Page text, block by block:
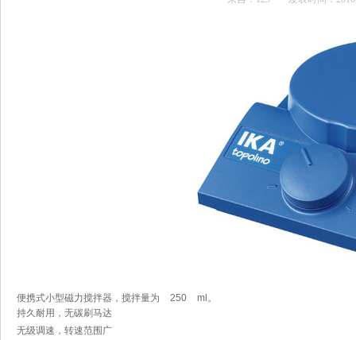
便携式小型磁力搅拌器，搅拌量为 250 ml。
持久耐用，无碳刷马达
无级调速，转速范围广